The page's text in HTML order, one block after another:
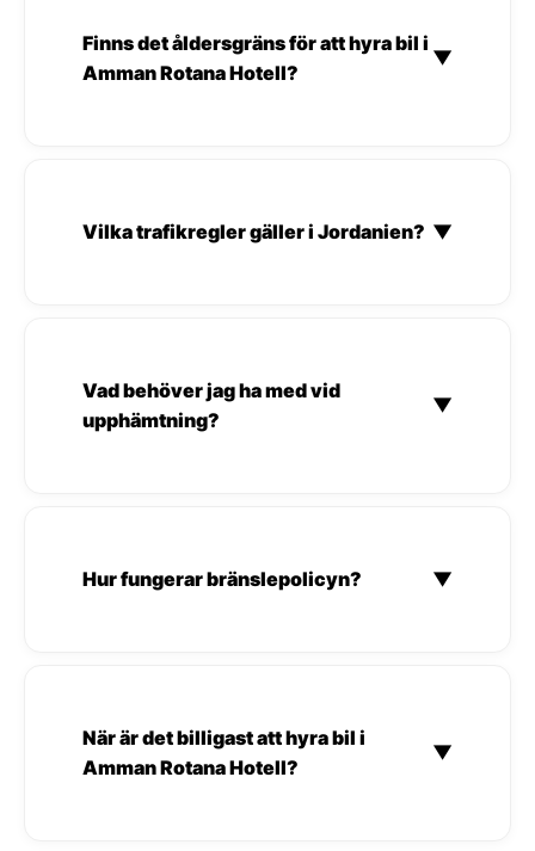
Finns det åldersgräns för att hyra bil i
Amman Rotana Hotell?
▼
Vilka trafikregler gäller i Jordanien? ▼
Vad behöver jag ha med vid
upphämtning?
▼
Hur fungerar bränslepolicyn? ▼
När är det billigast att hyra bil i
Amman Rotana Hotell?
▼